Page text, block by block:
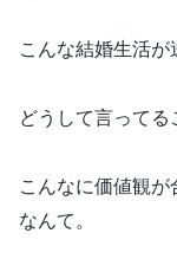
こんな結婚生活
どうして言って
こんなに価値観
なんて。